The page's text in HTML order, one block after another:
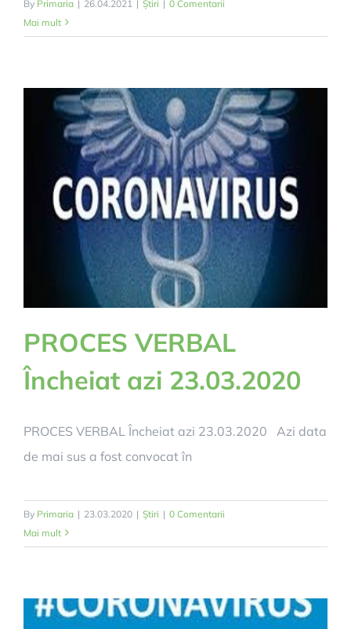
By Primaria | 26.04.2021 | Știri | 0 Comentarii
Mai mult
PROCES VERBAL
Încheiat azi 23.03.2020
PROCES VERBAL Încheiat azi 23.03.2020 Azi data
de mai sus a fost convocat în
By Primaria | 23.03.2020 | Știri | 0 Comentarii
Mai mult